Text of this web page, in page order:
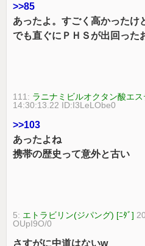
>>85
あったよ。すごく高かったけ
でも直ぐにＰＨＳが出回った
111: ラニナミビルオクタン酸エ
14:30:13.22 ID:I3LeLObe0
>>103
あったよね
携帯の歴史って意外と古い
5: エトラビリン(ジパング) [ﾆﾀﾞ]
OUpI9O/0
さすがに中道はないw